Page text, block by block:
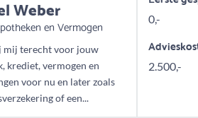
Weber
en Vermogen
mij terecht voor jouw
krediet, vermogen en
voor nu en later zoals
of een...
0,-
2.500,-